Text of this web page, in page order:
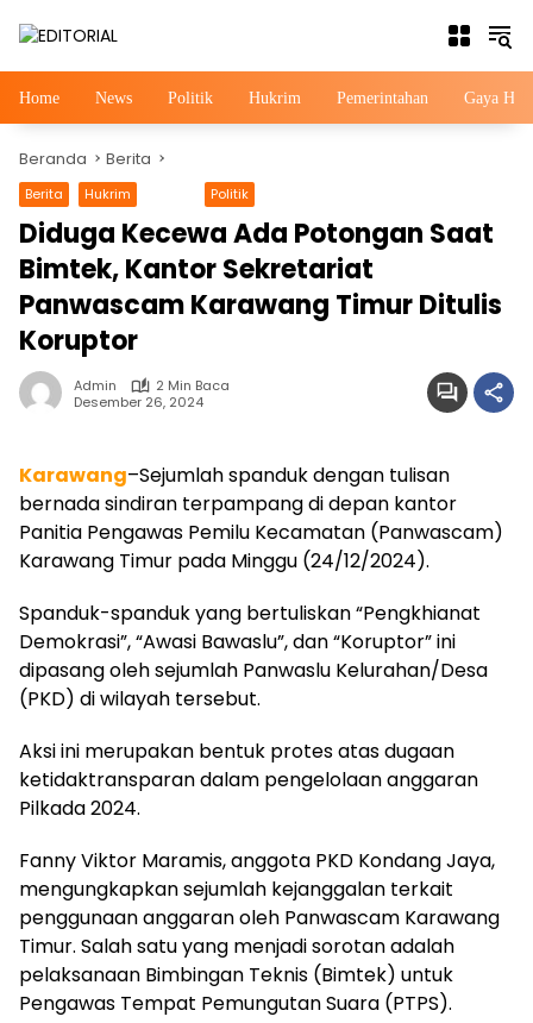
Home News Politik Hukrim Pemerintahan Gaya
Beranda Berita
Berita Hukrim Politik
Diduga Kecewa Ada Potongan Saat
Bimtek, Kantor Sekretariat
Panwascam Karawang Timur Ditulis
Koruptor
Admin
2 Min Baca
Desember 26, 2024
Karawang–Sejumlah spanduk dengan tulisan
bernada sindiran terpampang di depan kantor
Panitia Pengawas Pemilu Kecamatan (Panwascam)
Karawang Timur pada Minggu (24/12/2024).
Spanduk-spanduk yang bertuliskan “Pengkhianat
Demokrasi”, “Awasi Bawaslu”, dan “Koruptor” ini
dipasang oleh sejumlah Panwaslu Kelurahan/Desa
(PKD) di wilayah tersebut.
Aksi ini merupakan bentuk protes atas dugaan
ketidaktransparan dalam pengelolaan anggaran
Pilkada 2024.
Fanny Viktor Maramis, anggota PKD Kondang Jaya,
mengungkapkan sejumlah kejanggalan terkait
penggunaan anggaran oleh Panwascam Karawang
Timur. Salah satu yang menjadi sorotan adalah
pelaksanaan Bimbingan Teknis (Bimtek) untuk
Pengawas Tempat Pemungutan Suara (PTPS).